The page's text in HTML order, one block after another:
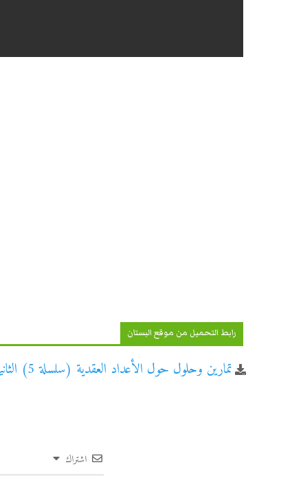
رابط التحميل من موقع البستان
تمارين وحلول حول الأعداد العقدية (سلسلة 5) الثانية باكالوريا علوم رياضية
اشتراك